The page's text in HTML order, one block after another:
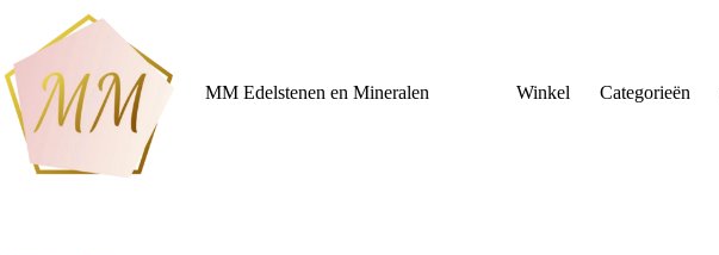
inhoud
MM Edelstenen en Mineralen
Winkel Categorieën